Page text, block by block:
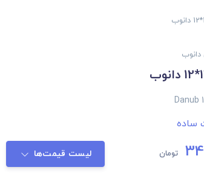
Danub
ساده
تومان لیست قیمت‌ها